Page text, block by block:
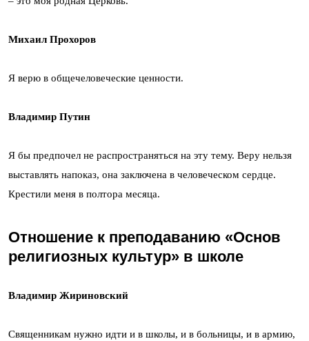
Михаил Прохоров
Я верю в общечеловеческие ценности.
Владимир Путин
Я бы предпочел не распространяться на эту тему. Веру нельзя
выставлять напоказ, она заключена в человеческом сердце.
Крестили меня в полтора месяца.
Отношение к преподаванию «Основ
религиозных культур» в школе
Владимир Жириновский
Священникам нужно идти и в школы, и в больницы, и в армию,